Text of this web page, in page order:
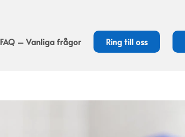
FAQ – Vanliga frågor Ring till oss